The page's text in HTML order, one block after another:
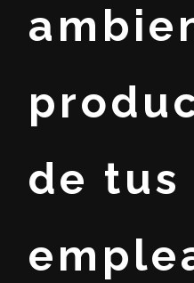
de tus